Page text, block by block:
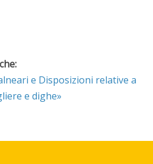
e Disposizioni relative a
e dighe»